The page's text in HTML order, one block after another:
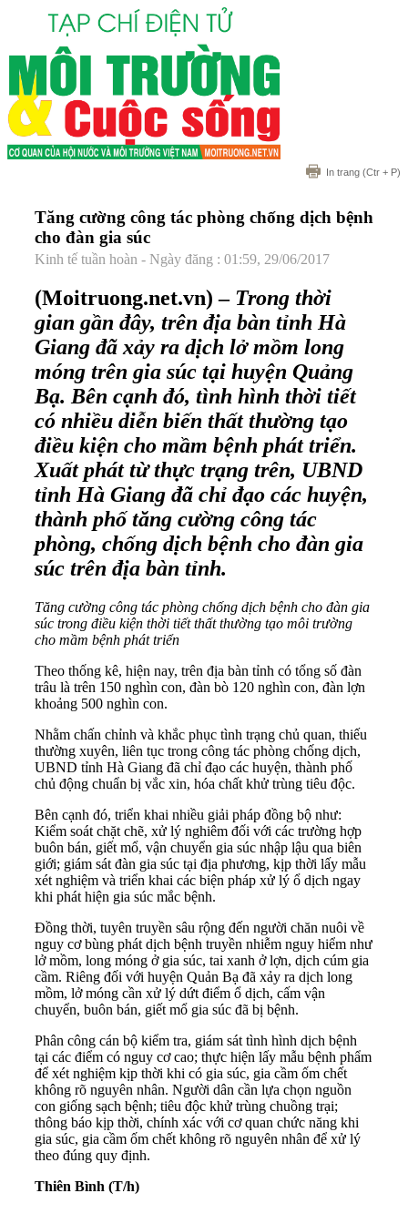
In trang (Ctr + P)
Tăng cường công tác phòng chống dịch bệnh
cho đàn gia súc
Kinh tế tuần hoàn - Ngày đăng : 01:59, 29/06/2017
(Moitruong.net.vn) – Trong thời
gian gần đây, trên địa bàn tỉnh Hà
Giang đã xảy ra dịch lở mồm long
móng trên gia súc tại huyện Quảng
Bạ. Bên cạnh đó, tình hình thời tiết
có nhiều diễn biến thất thường tạo
điều kiện cho mầm bệnh phát triển.
Xuất phát từ thực trạng trên, UBND
tỉnh Hà Giang đã chỉ đạo các huyện,
thành phố tăng cường công tác
phòng, chống dịch bệnh cho đàn gia
súc trên địa bàn tỉnh.
Tăng cường công tác phòng chống dịch bệnh cho đàn gia
súc trong điều kiện thời tiết thất thường tạo môi trường
cho mầm bệnh phát triển
Theo thống kê, hiện nay, trên địa bàn tỉnh có tổng số đàn
trâu là trên 150 nghìn con, đàn bò 120 nghìn con, đàn lợn
khoảng 500 nghìn con.
Nhằm chấn chỉnh và khắc phục tình trạng chủ quan, thiếu
thường xuyên, liên tục trong công tác phòng chống dịch,
UBND tỉnh Hà Giang đã chỉ đạo các huyện, thành phố
chủ động chuẩn bị vắc xin, hóa chất khử trùng tiêu độc.
Bên cạnh đó, triển khai nhiều giải pháp đồng bộ như:
Kiểm soát chặt chẽ, xử lý nghiêm đối với các trường hợp
buôn bán, giết mổ, vận chuyển gia súc nhập lậu qua biên
giới; giám sát đàn gia súc tại địa phương, kịp thời lấy mẫu
xét nghiệm và triển khai các biện pháp xử lý ổ dịch ngay
khi phát hiện gia súc mắc bệnh.
Đồng thời, tuyên truyền sâu rộng đến người chăn nuôi về
nguy cơ bùng phát dịch bệnh truyền nhiễm nguy hiểm như
lở mồm, long móng ở gia súc, tai xanh ở lợn, dịch cúm gia
cầm. Riêng đối với huyện Quản Bạ đã xảy ra dịch long
mồm, lở móng cần xử lý dứt điểm ổ dịch, cấm vận
chuyển, buôn bán, giết mổ gia súc đã bị bệnh.
Phân công cán bộ kiểm tra, giám sát tình hình dịch bệnh
tại các điểm có nguy cơ cao; thực hiện lấy mẫu bệnh phẩm
để xét nghiệm kịp thời khi có gia súc, gia cầm ốm chết
không rõ nguyên nhân. Người dân cần lựa chọn nguồn
con giống sạch bệnh; tiêu độc khử trùng chuồng trại;
thông báo kịp thời, chính xác với cơ quan chức năng khi
gia súc, gia cầm ốm chết không rõ nguyên nhân để xử lý
theo đúng quy định.
Thiên Bình (T/h)